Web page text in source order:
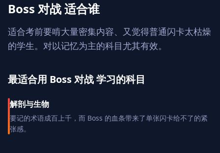
Boss 对战 适合谁
适合考前要啃大量密集内容、又觉得普通闪卡太枯燥
的学生。对以记忆为主的科目尤其有效。
最适合用 Boss 对战 学习的科目
解剖与生物
要记的术语成百上千，而 Boss 的血条带来了单张闪卡给不了的紧
张感。